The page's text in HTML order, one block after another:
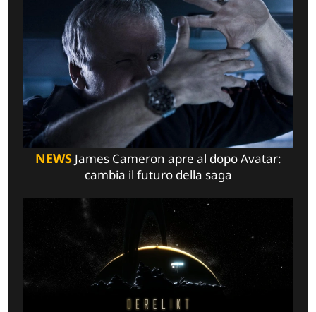
NEWSJames Cameron apre al dopo Avatar:
cambia il futuro della saga